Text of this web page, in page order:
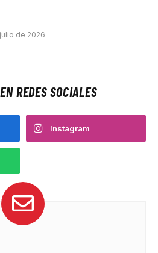
de 2026
REDES SOCIALES
Instagram